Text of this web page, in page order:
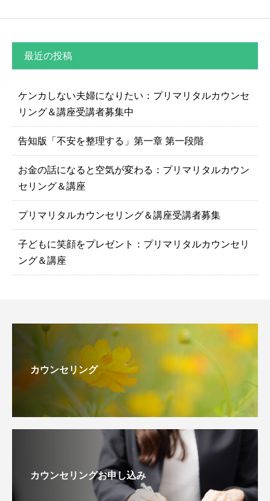
最近の投稿
ケンカしない夫婦になりたい：プリマリタルカウンセ
リング＆講座受講者募集中
告知版「不安を整理する」第一章 第一段階
お金の話になると空気が変わる：プリマリタルカウン
セリング＆講座
プリマリタルカウンセリング＆講座受講者募集
子どもに笑顔をプレゼント：プリマリタルカウンセリ
ング＆講座
カウンセリング
カウンセリングお申し込み